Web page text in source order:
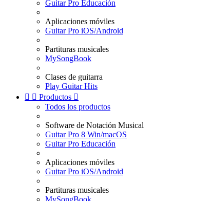
Guitar Pro Educación
Aplicaciones móviles
Guitar Pro iOS/Android
Partituras musicales
MySongBook
Clases de guitarra
Play Guitar Hits
  Productos 
Todos los productos
Software de Notación Musical
Guitar Pro 8 Win/macOS
Guitar Pro Educación
Aplicaciones móviles
Guitar Pro iOS/Android
Partituras musicales
MySongBook